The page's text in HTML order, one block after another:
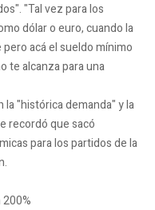
"Tal vez para los
dólar o euro, cuando la
acá el sueldo mínimo
te alcanza para una
la "histórica demanda" y la
recordó que sacó
para los partidos de la